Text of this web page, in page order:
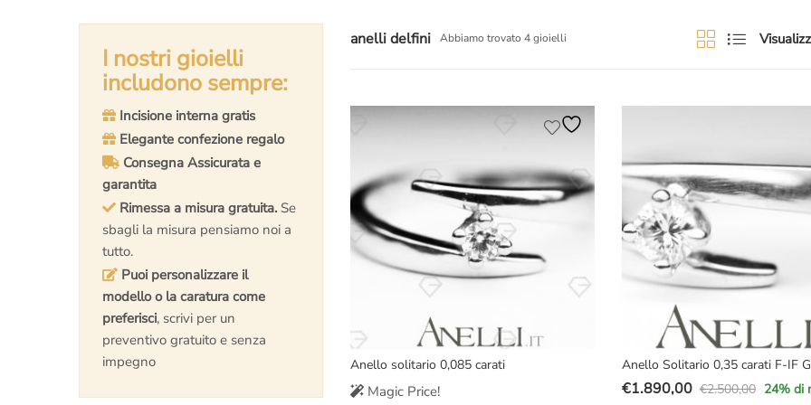
anelli delfini Abbiamo trovato 4 gioielli
Anello solitario 0,085 carati
Magic Price!
Anello Solitario 0,35 carati F-IF
€2.500,00
Il
€1.890,00
Il 24% di
I nostri gioielli
includono sempre:
Incisione interna gratis
Elegante confezione regalo
Consegna Assicurata e
garantita
Rimessa a misura gratuita. Se
sbagli la misura pensiamo noi a
tutto.
Puoi personalizzare il
modello o la caratura come
preferisci, scrivi per un
preventivo gratuito e senza
impegno